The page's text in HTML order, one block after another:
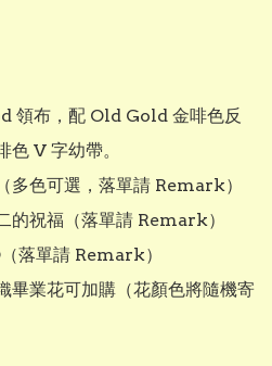
領布，配 Old Gold 金啡色反
V 字幼帶。
多色可選，落單請 Remark）
的祝福（落單請 Remark）
落單請 Remark）
畢業花可加購（花顏色將隨機寄